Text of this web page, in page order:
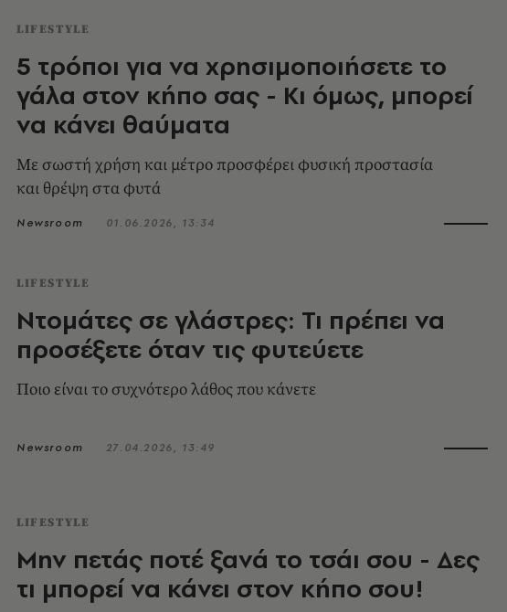
LIFESTYLE
5 τρόποι για να χρησιμοποιήσετε το
γάλα στον κήπο σας - Κι όμως, μπορεί
να κάνει θαύματα
Με σωστή χρήση και μέτρο προσφέρει φυσική προστασία
και θρέψη στα φυτά
Newsroom 01.06.2026, 13:34
LIFESTYLE
Ντομάτες σε γλάστρες: Τι πρέπει να
προσέξετε όταν τις φυτεύετε
Ποιο είναι το συχνότερο λάθος που κάνετε
Newsroom 27.04.2026, 13:49
LIFESTYLE
Μην πετάς ποτέ ξανά το τσάι σου - Δες
τι μπορεί να κάνει στον κήπο σου!